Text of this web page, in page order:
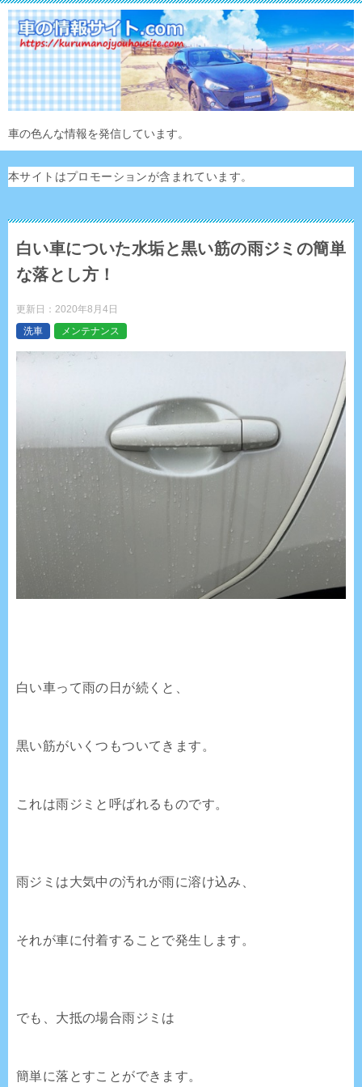
車の色んな情報を発信しています。
本サイトはプロモーションが含まれています。
白い車についた水垢と黒い筋の雨ジミの簡単
な落とし方！
更新日： 2020年8月4日
洗車
メンテナンス
白い車って雨の日が続くと、
黒い筋がいくつもついてきます。
これは雨ジミと呼ばれるものです。
雨ジミは大気中の汚れが雨に溶け込み、
それが車に付着することで発生します。
でも、大抵の場合雨ジミは
簡単に落とすことができます。